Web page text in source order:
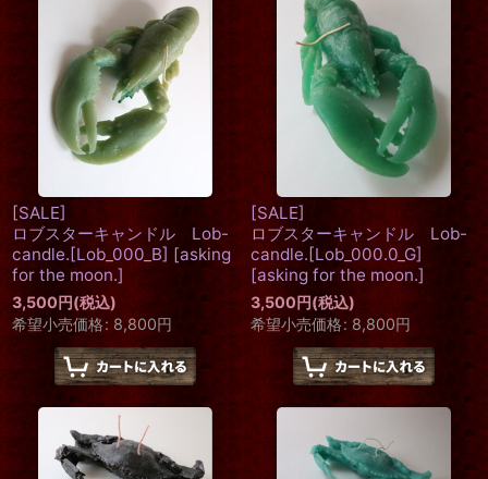
[SALE]
ロブスターキャンドル Lob-
candle.[Lob_000_B] [asking
for the moon.]
3,500円(税込)
希望小売価格: 8,800円
[SALE]
ロブスターキャンドル Lob-
candle.[Lob_000.0_G]
[asking for the moon.]
3,500円(税込)
希望小売価格: 8,800円